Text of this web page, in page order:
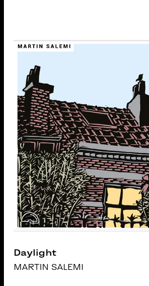
Daylight
MARTIN SALEMI